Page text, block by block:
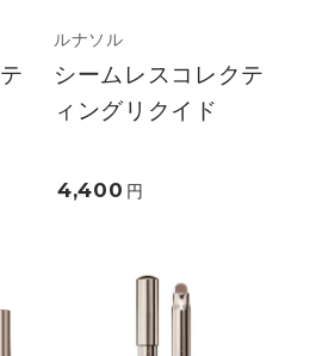
ルナソル
シームレスコレクテ
ィングリクイド
4,400 円